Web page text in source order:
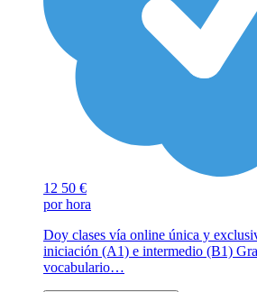
12 50 €
por hora
Doy clases vía online única y
iniciación (A1) e intermedio (B1)
vocabulario…